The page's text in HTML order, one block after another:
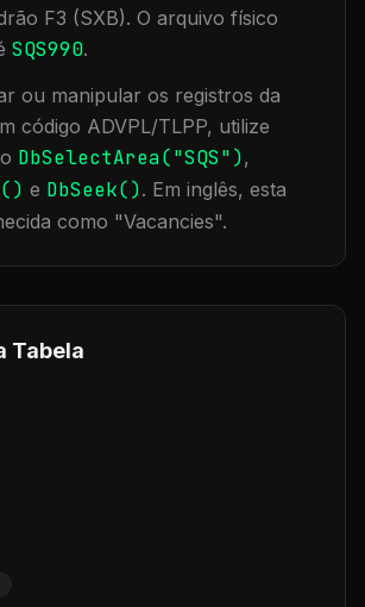
F3 (SXB). O arquivo físico
SQS990.
ou manipular os registros da
código ADVPL/TLPP, utilize
DbSelectArea("SQS"),
e DbSeek(). Em inglês, esta
como "Vacancies".
Tabela